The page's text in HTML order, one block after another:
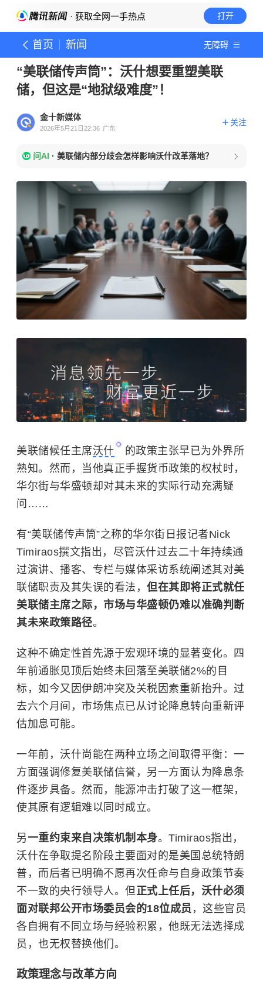
· 获取全网一手热点 打开
首页 新闻 无障碍
“美联储传声筒”：沃什想要重塑美联
储，但这是“地狱级难度”！
金十新媒体
2026年5月21日22:36 广东
关注
问AI · 美联储内部分歧会怎样影响沃什改革落地？
美联储候任主席沃什
的政策主张早已为外界所
熟知。然而，当他真正手握货币政策的权杖时，
华尔街与华盛顿却对其未来的实际行动充满疑
问……
有“美联储传声筒”之称的华尔街日报记者Nick
Timiraos撰文指出，尽管沃什过去二十年持续通
过演讲、播客、专栏与媒体采访系统阐述其对美
联储职责及其失误的看法， 但在其即将正式就任
美联储主席之际，市场与华盛顿仍难以准确判断
其未来政策路径。
这种不确定性首先源于宏观环境的显著变化。四
年前通胀见顶后始终未回落至美联储2%的目
标，如今又因伊朗冲突及关税因素重新抬升。过
去六个月间，市场焦点已从讨论降息转向重新评
估加息可能。
一年前，沃什尚能在两种立场之间取得平衡：一
方面强调修复美联储信誉，另一方面认为降息条
件逐步具备。然而，能源冲击打破了这一框架，
使其原有逻辑难以同时成立。
另一重约束来自决策机制本身。Timiraos指出，
沃什在争取提名阶段主要面对的是美国总统特朗
普，而后者已明确不愿再次任命与自身政策节奏
不一致的央行领导人。但 正式上任后，沃什必须
面对联邦公开市场委员会的18位成员 ，这些官员
各自拥有不同立场与经验积累，他既无法选择成
员，也无权替换他们。
政策理念与改革方向